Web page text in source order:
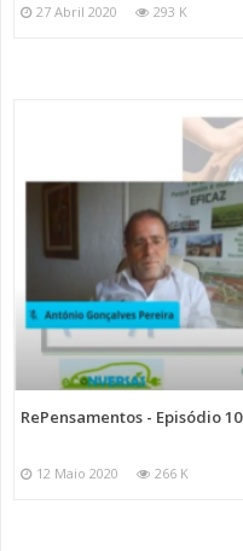
27 Abril 2020 293 K
RePensamentos - Episódio 10
12 Maio 2020 266 K